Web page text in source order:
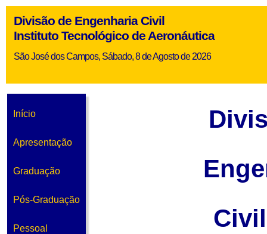
Divisão de Engenharia Civil
Instituto Tecnológico de Aeronáutica
São José dos Campos, Sábado, 8 de Agosto de 2026
Início
Apresentação
Graduação
Pós-Graduação
Pessoal